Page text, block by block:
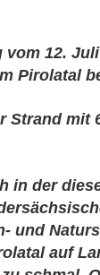
12.
Pirolatal
Strand mit
in der
und
auf